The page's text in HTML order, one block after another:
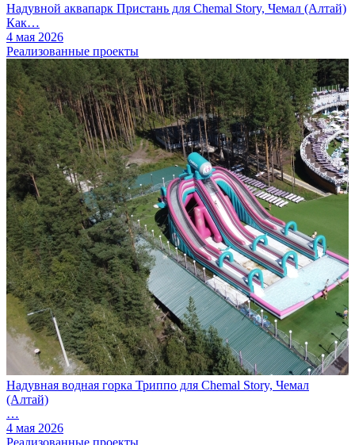
Надувной аквапарк Пристань для Chemal Story, Чемал (Алтай)
Как…
4 мая 2026
Реализованные проекты
Надувная водная горка Триппо для Chemal Story, Чемал
(Алтай)
…
4 мая 2026